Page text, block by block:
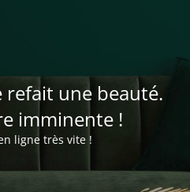
refait une beauté.
imminente !
ligne très vite !